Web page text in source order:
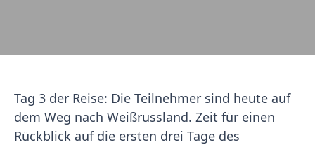
Tag 3 der Reise: Die Teilnehmer sind heute auf
dem Weg nach Weißrussland. Zeit für einen
Rückblick auf die ersten drei Tage des